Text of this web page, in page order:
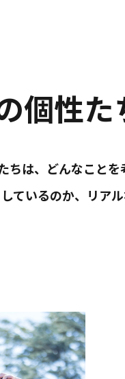
個性た
ちは、どんなこと
ているのか、リア